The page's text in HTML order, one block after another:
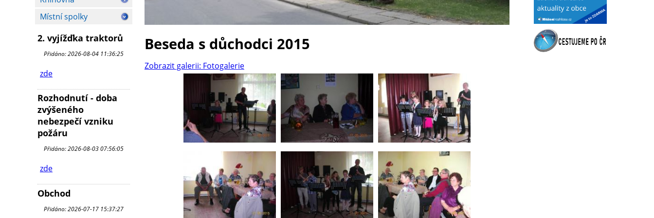
Místní spolky
2. vyjížďka traktorů
Přidáno: 2026-08-04 11:36:25
zde
Rozhodnutí - doba
zvýšeného
nebezpečí vzniku
požáru
Přidáno: 2026-08-03 07:56:05
zde
Obchod
Přidáno: 2026-07-17 15:37:27
Beseda s důchodci 2015
Zobrazit galerii: Fotogalerie